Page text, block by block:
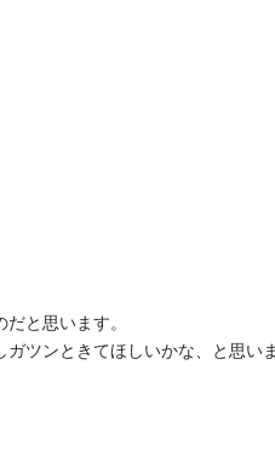
と思います。
ツンときてほしいかな、と思い